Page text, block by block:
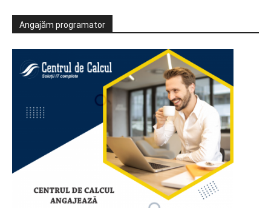
Angajăm programator